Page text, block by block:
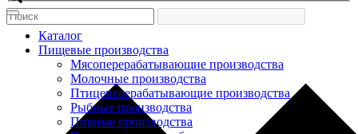
Каталог
Пищевые производства
Мясоперерабатывающие производства
Молочные производства
Птицеперерабатывающие производства
Рыбные производства
Пивные производства